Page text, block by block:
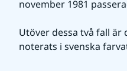
november 1981
Utöver dessa två fall är
noterats i svenska